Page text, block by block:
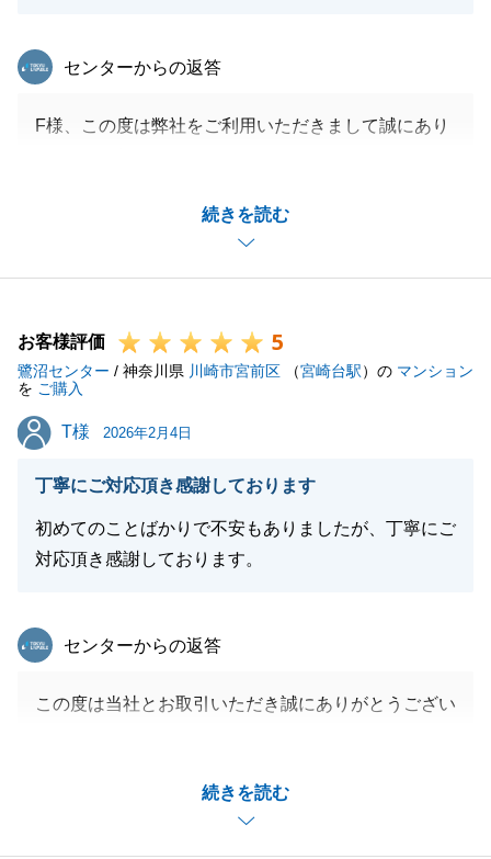
続きを読む
東急リバブル
センターからの返答
F様、この度は弊社をご利用いただきまして誠にあり
して誠にありがとうございます。
安心して進めていただくことができ、ご満足いただけ
るお取引が出来ましたこと、私も嬉しい限りでござい
今後も何かお役に立てることがございましたら、お気
軽にご連絡いただければと存じます。
引き続きどうぞよろしくお願いいたします。
閉じる
お客様評価 5
鷺沼センター / 神奈川県 川崎市宮前区 （宮崎台駅）の マンション
を ご購入
T様
T様 2026年2月4日
丁寧にご対応頂き感謝しております
初めてのことばかりで不安もありましたが、丁寧にご
対応頂き感謝しております。
続きを読む
東急リバブル
センターからの返答
この度は当社とお取引いただき誠にありがとうござい
今後ともお客様にご満足いただけるように精進してま